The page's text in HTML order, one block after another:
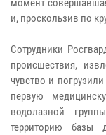
момент
и, проскользив по
Сотрудники
происшествия,
чувство и
первую
водолазной
территорию базы